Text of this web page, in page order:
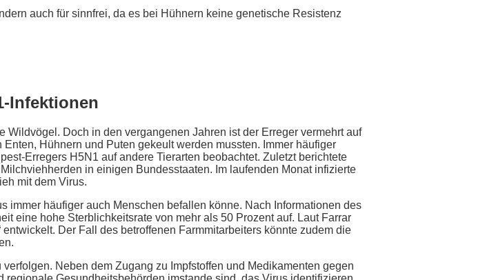
auch für sinnfrei, da es bei Hühnern keine genetische Resistenz
Infektionen
Doch in den vergangenen Jahren ist der Erreger vermehrt auf
Hühnern und Puten gekeult werden mussten. Immer häufiger
Erregers H5N1 auf andere Tierarten beobachtet. Zuletzt berichtete
in einigen Bundesstaaten. Im laufenden Monat infizierte
mit dem Virus.
immer häufiger auch Menschen befallen könne. Nach Informationen des
eine hohe Sterblichkeitsrate von mehr als 50 Prozent auf. Laut Farrar
Der Fall des betroffenen Farmmitarbeiters könnte zudem die
Neben dem Zugang zu Impfstoffen und Medikamenten gegen